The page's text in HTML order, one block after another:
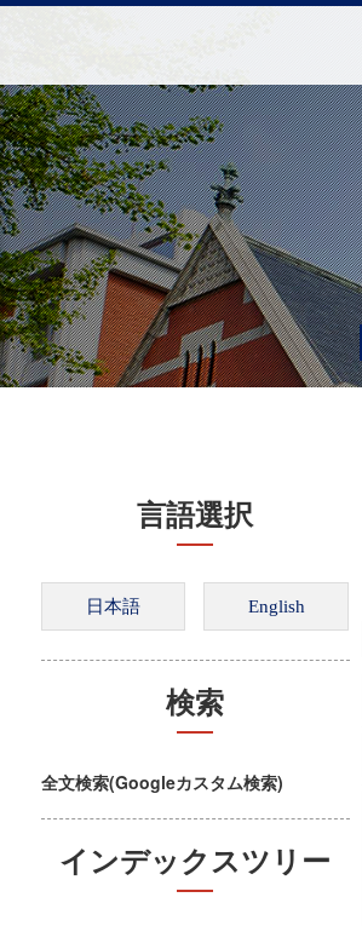
言語選択
検索
全文検索(Googleカスタム検索)
インデックスツリー